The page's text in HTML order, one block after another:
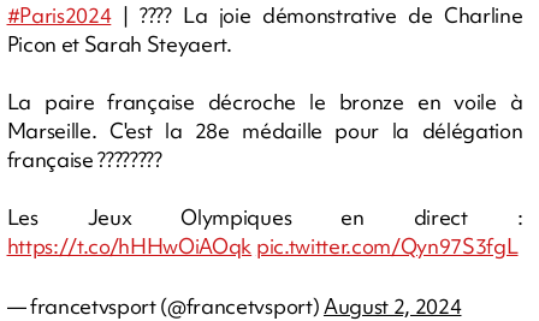
#Paris2024| ???? La joie démonstrative de Charline
Picon et Sarah Steyaert.
La paire française décroche le bronze en voile à
Marseille. C'est la 28e médaille pour la délégation
française ????????
Les Jeux Olympiques en direct :
https://t.co/hHHwOiAOqk pic.twitter.com/Qyn97S3fgL
— francetvsport (@francetvsport)August 2, 2024